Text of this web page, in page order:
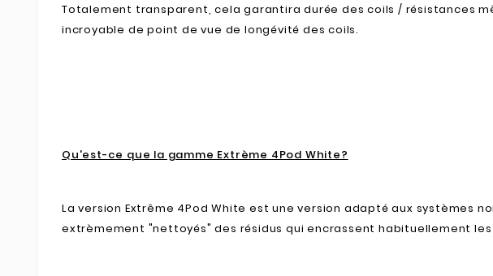
Totalement transparent, cela garantira durée des coils / résistances
incroyable de point de vue de longévité des coils.
Qu'est-ce que la gamme Extrème 4Pod White?
La version Extrême 4Pod White est une version adapté aux systèmes
extrèmement "nettoyés" des résidus qui encrassent habituellement